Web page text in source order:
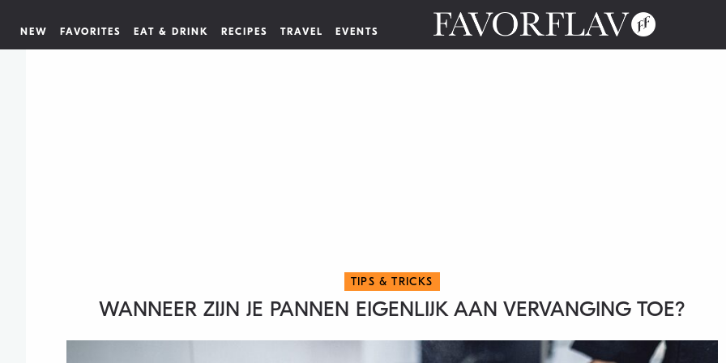
NEW FAVORITES EAT & DRINK RECIPES TRAVEL EVENTS
TIPS & TRICKS
WANNEER ZIJN JE PANNEN EIGENLIJK AAN VERVANGING TOE?